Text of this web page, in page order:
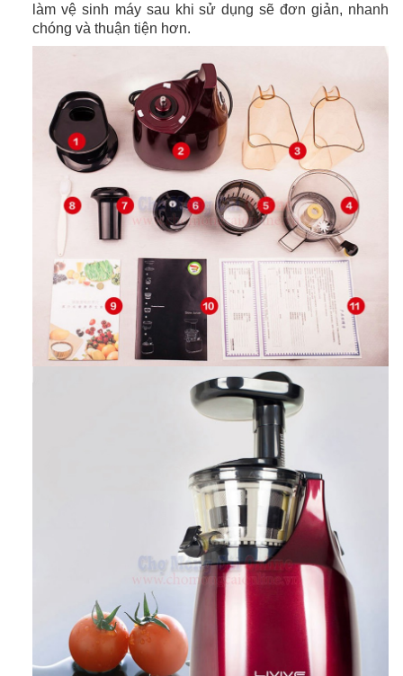
làm vệ sinh máy sau khi sử dụng sẽ đơn giản, nhanh
chóng và thuận tiện hơn.